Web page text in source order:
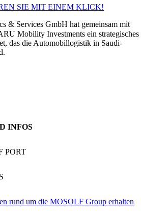
SIE MIT EINEM KLICK!
& Services GmbH hat gemeinsam mit
das die Automobillogistik in Saudi-
INFOS
PORT
rund um die MOSOLF Group erhalten